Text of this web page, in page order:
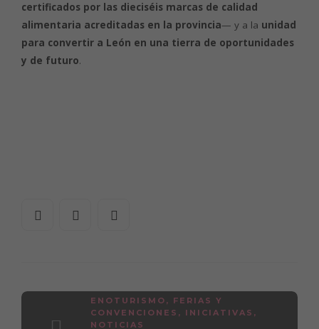
certificados por las dieciséis marcas de calidad
alimentaria acreditadas en la provincia— y a la unidad
para convertir a León en una tierra de oportunidades
y de futuro.
ENOTURISMO , FERIAS Y
CONVENCIONES , INICIATIVAS ,
NOTICIAS